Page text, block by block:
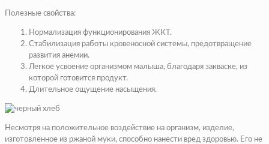
Полезные свойства:
Нормализация функционирования ЖКТ.
Стабилизация работы кровеносной системы, предотвращение
развития анемии.
Легкое усвоение организмом малыша, благодаря закваске, из
которой готовится продукт.
Длительное ощущение насыщения.
Несмотря на положительное воздействие на организм, изделие,
изготовленное из ржаной муки, способно нанести вред здоровью. Его не